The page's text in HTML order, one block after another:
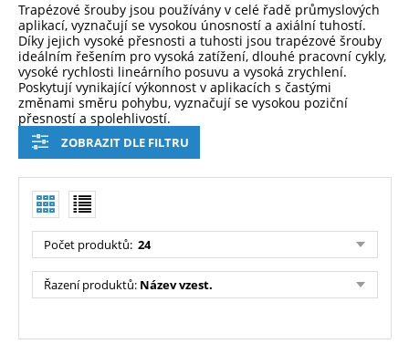
Trapézové šrouby jsou používány v celé řadě průmyslových
aplikací, vyznačují se vysokou únosností a axiální tuhostí.
Díky jejich vysoké přesnosti a tuhosti jsou trapézové šrouby
ideálním řešením pro vysoká zatížení, dlouhé pracovní cykly,
vysoké rychlosti lineárního posuvu a vysoká zrychlení.
Poskytují vynikající výkonnost v aplikacích s častými
změnami směru pohybu, vyznačují se vysokou poziční
přesností a spolehlivostí.
ZOBRAZIT DLE FILTRU
Počet produktů: 24
Řazení produktů: Název vzest.